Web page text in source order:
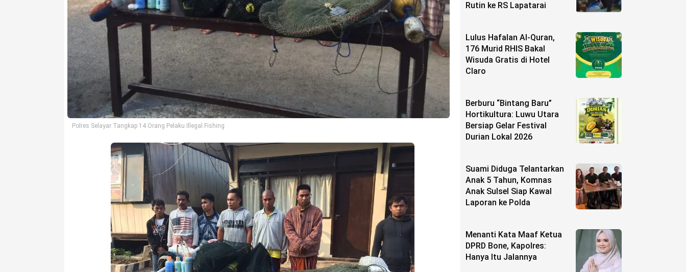
Polres Selayar Tangkap 14 Orang Pelaku Illegal Fishing
Rutin ke RS Lapatarai
Lulus Hafalan Al-Quran,
176 Murid RHIS Bakal
Wisuda Gratis di Hotel
Claro
Berburu “Bintang Baru”
Hortikultura: Luwu Utara
Bersiap Gelar Festival
Durian Lokal 2026
Suami Diduga Telantarkan
Anak 5 Tahun, Komnas
Anak Sulsel Siap Kawal
Laporan ke Polda
Menanti Kata Maaf Ketua
DPRD Bone, Kapolres:
Hanya Itu Jalannya